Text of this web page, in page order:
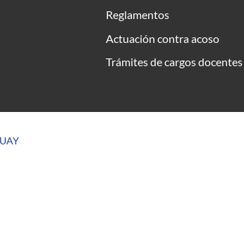
Reglamentos
Actuación contra acoso
Trámites de cargos docentes